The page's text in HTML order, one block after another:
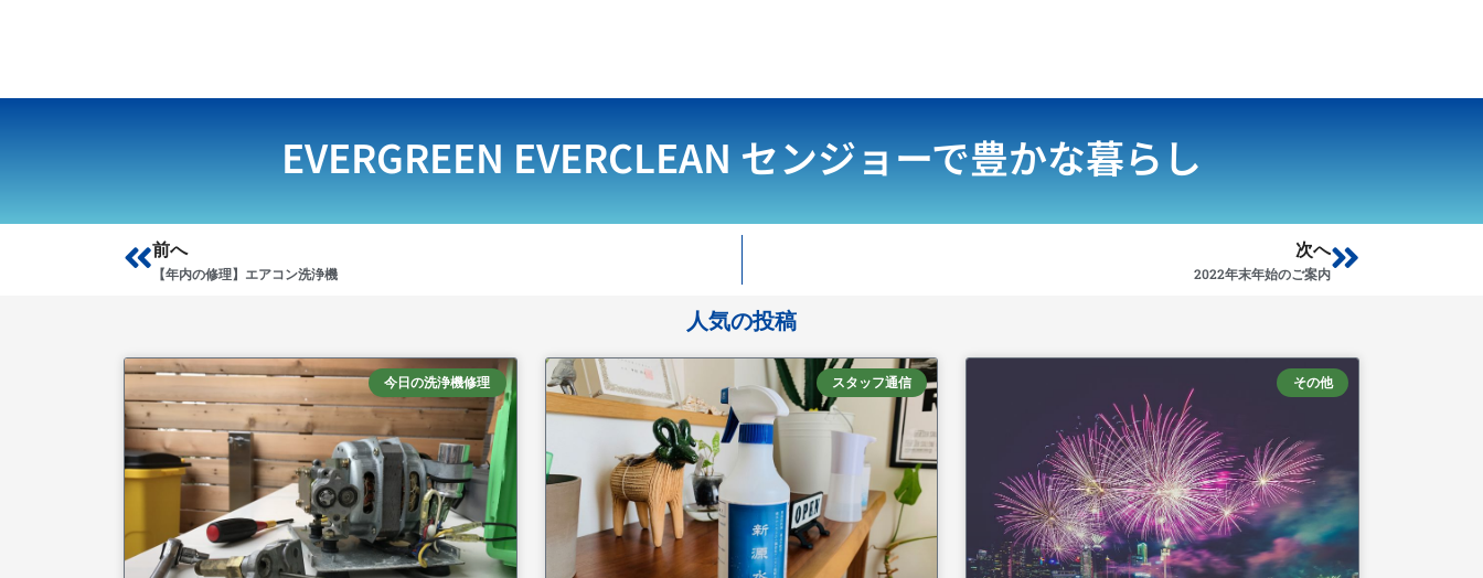
EVERGREEN EVERCLEANセンジョーで豊かな暮らし
Prev
前へ
【年内の修理】エアコン洗浄機
次へ
2022年末年始のご案内Next
人気の投稿
今日の洗浄機修理 スタッフ通信 その他